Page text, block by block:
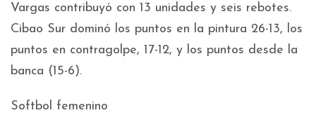
Vargas contribuyó con 13 unidades y seis rebotes.
Cibao Sur dominó los puntos en la pintura 26-13, los
puntos en contragolpe, 17-12, y los puntos desde la
banca (15-6).
Softbol femenino